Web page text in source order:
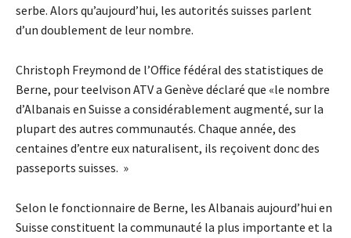
serbe. Alors qu’aujourd’hui, les autorités suisses parlent
d’un doublement de leur nombre.
Christoph Freymond de l’Office fédéral des statistiques de
Berne, pour teelvison ATV a Genève déclaré que «le nombre
d’Albanais en Suisse a considérablement augmenté, sur la
plupart des autres communautés. Chaque année, des
centaines d’entre eux naturalisent, ils reçoivent donc des
passeports suisses. »
Selon le fonctionnaire de Berne, les Albanais aujourd’hui en
Suisse constituent la communauté la plus importante et la